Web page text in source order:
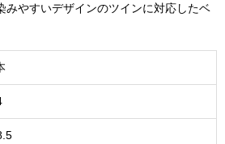
みやすいデザインのツインに対応したベ